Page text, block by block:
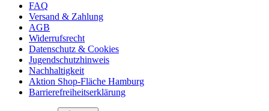
FAQ
Versand & Zahlung
AGB
Widerrufsrecht
Datenschutz & Cookies
Jugendschutzhinweis
Nachhaltigkeit
Aktion Shop-Fläche Hamburg
Barrierefreiheitserklärung